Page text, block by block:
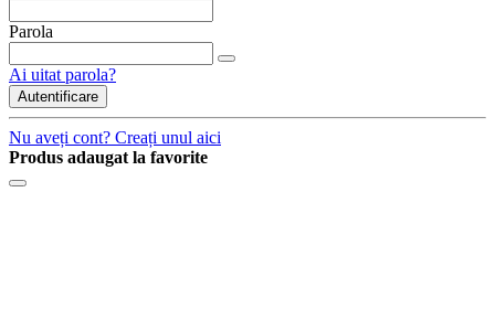
Parola
Ai uitat parola?
Autentificare
Nu aveți cont? Creați unul aici
Produs adaugat la favorite